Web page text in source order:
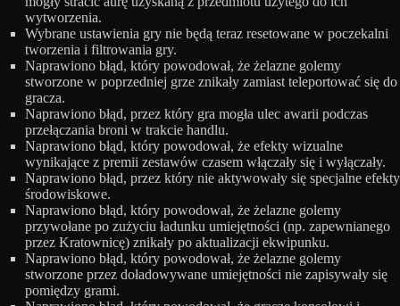
wytworzenia.
Wybrane ustawienia gry nie będą teraz resetowane w poczekalni
tworzenia i filtrowania gry.
Naprawiono błąd, który powodował, że żelazne golemy
stworzone w poprzedniej grze znikały zamiast teleportować się do
gracza.
Naprawiono błąd, przez który gra mogła ulec awarii podczas
przełączania broni w trakcie handlu.
Naprawiono błąd, który powodował, że efekty wizualne
wynikające z premii zestawów czasem włączały się i wyłączały.
Naprawiono błąd, przez który nie aktywowały się specjalne efekty
środowiskowe.
Naprawiono błąd, który powodował, że żelazne golemy
przywołane po zużyciu ładunku umiejętności (np. zapewnianego
przez Kratownicę) znikały po aktualizacji ekwipunku.
Naprawiono błąd, który powodował, że żelazne golemy
stworzone przez doładowywane umiejętności nie zapisywały się
pomiędzy grami.